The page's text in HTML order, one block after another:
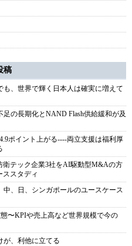
稿
、世界で輝く日本人は確実に増えて
の長期化とNAND Flash供給緩和が及
ポイント上がる----両立支援は福利厚
衛テック企業3社をAI駆動型M&Aの方
ススタディ
、日、シンガポールのユースケース
〜KPIや売上高など世界規模で今の
が、利他に立てる